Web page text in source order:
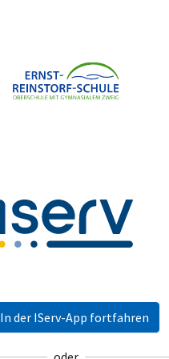
In der IServ-App fortfahren